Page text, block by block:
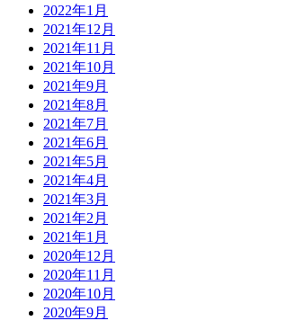
2022年1月
2021年12月
2021年11月
2021年10月
2021年9月
2021年8月
2021年7月
2021年6月
2021年5月
2021年4月
2021年3月
2021年2月
2021年1月
2020年12月
2020年11月
2020年10月
2020年9月